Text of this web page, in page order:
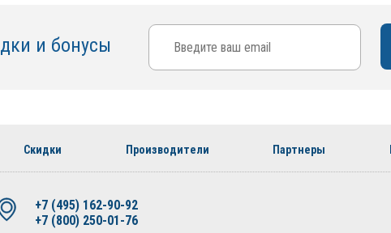
и бонусы
Скидки Производители Партнеры
+7 (495) 162-90-92
+7 (800) 250-01-76